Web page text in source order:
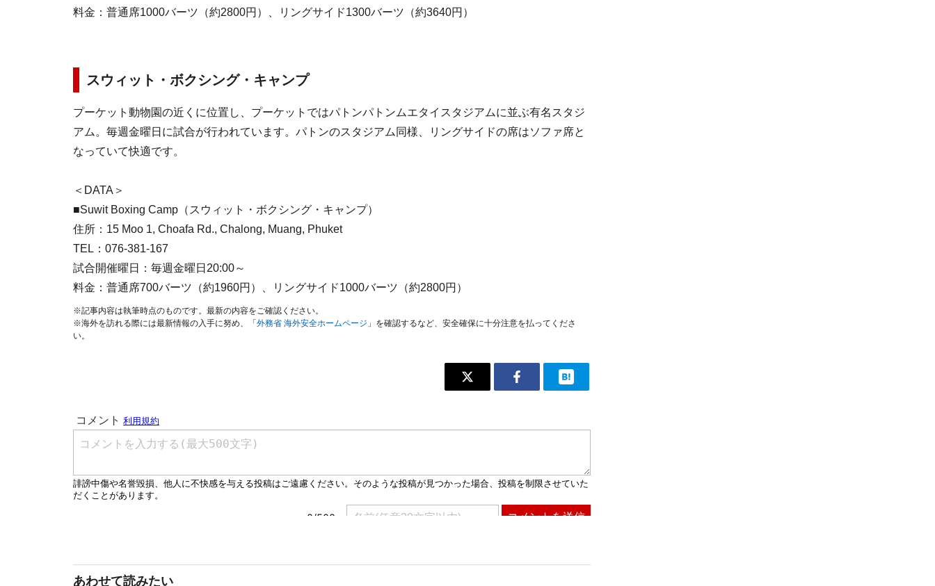
料金：普通席1000バーツ（約2800円）、リングサイド1300バーツ（約3640円）
スウィット・ボクシング・キャンプ
プーケット動物園の近くに位置し、プーケットではパトンパトンムエタイスタジアムに並ぶ有名スタジ
アム。毎週金曜日に試合が行われています。パトンのスタジアム同様、リングサイドの席はソファ席と
なっていて快適です。
＜DATA＞
■Suwit Boxing Camp（スウィット・ボクシング・キャンプ）
住所：15 Moo 1, Choafa Rd., Chalong, Muang, Phuket
TEL：076-381-167
試合開催曜日：毎週金曜日20:00～
料金：普通席700バーツ（約1960円）、リングサイド1000バーツ（約2800円）
※記事内容は執筆時点のものです。最新の内容をご確認ください。
※海外を訪れる際には最新情報の入手に努め、「 外務省 海外安全ホームページ 」を確認するなど、安全確保に十分注意を払ってくださ
い。
あわせて読みたい